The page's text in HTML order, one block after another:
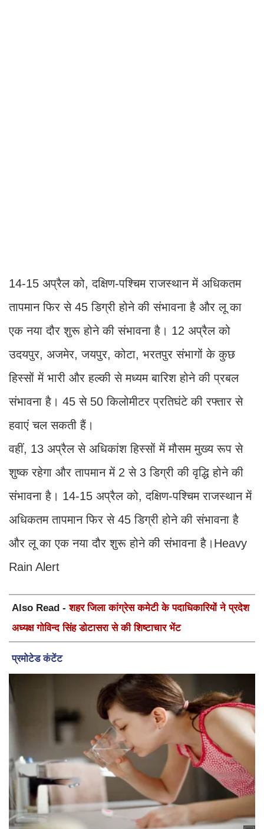
14-15 अप्रैल को, दक्षिण-पश्चिम राजस्थान में अधिकतम
तापमान फिर से 45 डिग्री होने की संभावना है और लू का
एक नया दौर शुरू होने की संभावना है। 12 अप्रैल को
उदयपुर, अजमेर, जयपुर, कोटा, भरतपुर संभागों के कुछ
हिस्सों में भारी और हल्की से मध्यम बारिश होने की प्रबल
संभावना है। 45 से 50 किलोमीटर प्रतिघंटे की रफ्तार से
हवाएं चल सकती हैं।
वहीं, 13 अप्रैल से अधिकांश हिस्सों में मौसम मुख्य रूप से
शुष्क रहेगा और तापमान में 2 से 3 डिग्री की वृद्धि होने की
संभावना है। 14-15 अप्रैल को, दक्षिण-पश्चिम राजस्थान में
अधिकतम तापमान फिर से 45 डिग्री होने की संभावना है
और लू का एक नया दौर शुरू होने की संभावना है।Heavy
Rain Alert
Also Read -शहर जिला कांग्रेस कमेटी के पदाधिकारियों ने प्रदेश
अध्यक्ष गोविन्द सिंह डोटासरा से की शिष्टाचार भेंट